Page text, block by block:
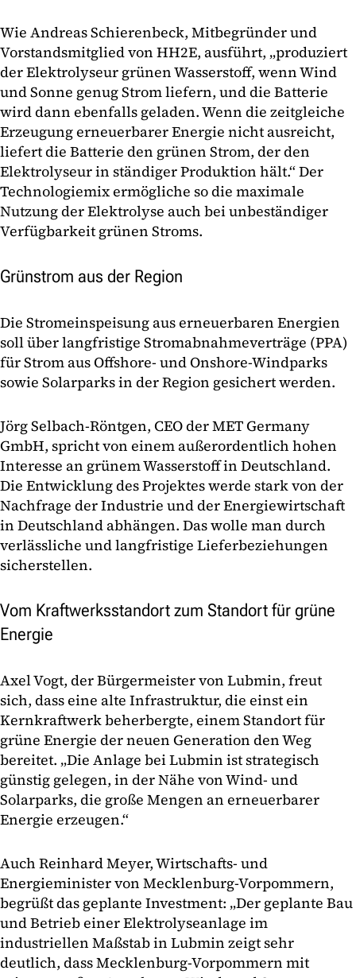
Wie Andreas Schierenbeck, Mitbegründer und
Vorstandsmitglied von HH2E, ausführt, „produziert
der Elektrolyseur grünen Wasserstoff, wenn Wind
und Sonne genug Strom liefern, und die Batterie
wird dann ebenfalls geladen. Wenn die zeitgleiche
Erzeugung erneuerbarer Energie nicht ausreicht,
liefert die Batterie den grünen Strom, der den
Elektrolyseur in ständiger Produktion hält.“ Der
Technologiemix ermögliche so die maximale
Nutzung der Elektrolyse auch bei unbeständiger
Verfügbarkeit grünen Stroms.
Grünstrom aus der Region
Die Stromeinspeisung aus erneuerbaren Energien
soll über langfristige Stromabnahmeverträge (PPA)
für Strom aus Offshore- und Onshore-Windparks
sowie Solarparks in der Region gesichert werden.
Jörg Selbach-Röntgen, CEO der MET Germany
GmbH, spricht von einem außerordentlich hohen
Interesse an grünem Wasserstoff in Deutschland.
Die Entwicklung des Projektes werde stark von der
Nachfrage der Industrie und der Energiewirtschaft
in Deutschland abhängen. Das wolle man durch
verlässliche und langfristige Lieferbeziehungen
sicherstellen.
Vom Kraftwerksstandort zum Standort für grüne
Energie
Axel Vogt, der Bürgermeister von Lubmin, freut
sich, dass eine alte Infrastruktur, die einst ein
Kernkraftwerk beherbergte, einem Standort für
grüne Energie der neuen Generation den Weg
bereitet. „Die Anlage bei Lubmin ist strategisch
günstig gelegen, in der Nähe von Wind- und
Solarparks, die große Mengen an erneuerbarer
Energie erzeugen.“
Auch Reinhard Meyer, Wirtschafts- und
Energieminister von Mecklenburg-Vorpommern,
begrüßt das geplante Investment: „Der geplante Bau
und Betrieb einer Elektrolyseanlage im
industriellen Maßstab in Lubmin zeigt sehr
deutlich, dass Mecklenburg-Vorpommern mit